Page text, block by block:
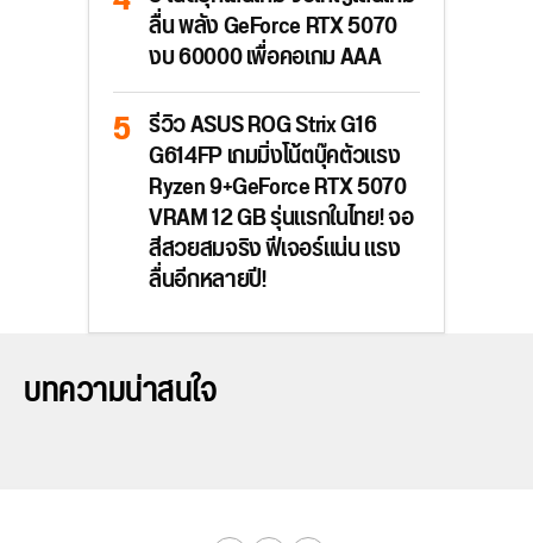
ลื่น พลัง GeForce RTX 5070
งบ 60000 เพื่อคอเกม AAA
รีวิว ASUS ROG Strix G16
G614FP เกมมิ่งโน้ตบุ๊คตัวแรง
Ryzen 9+GeForce RTX 5070
VRAM 12 GB รุ่นแรกในไทย! จอ
สีสวยสมจริง ฟีเจอร์แน่น แรง
ลื่นอีกหลายปี!
บทความน่าสนใจ